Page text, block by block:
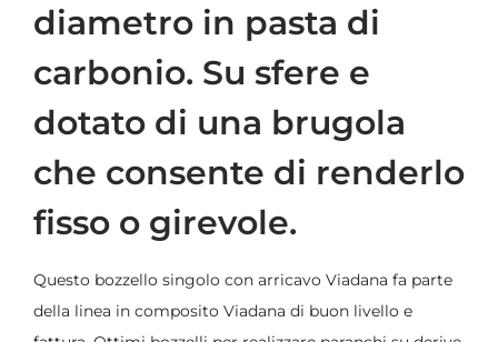
diametro in pasta di
carbonio. Su sfere e
dotato di una brugola
che consente di renderlo
fisso o girevole.
Questo bozzello singolo con arricavo Viadana fa parte
della linea in composito Viadana di buon livello e